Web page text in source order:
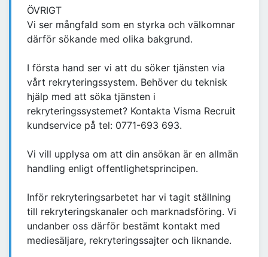
ÖVRIGT
Vi ser mångfald som en styrka och välkomnar
därför sökande med olika bakgrund.
I första hand ser vi att du söker tjänsten via
vårt rekryteringssystem. Behöver du teknisk
hjälp med att söka tjänsten i
rekryteringssystemet? Kontakta Visma Recruit
kundservice på tel: 0771-693 693.
Vi vill upplysa om att din ansökan är en allmän
handling enligt offentlighetsprincipen.
Inför rekryteringsarbetet har vi tagit ställning
till rekryteringskanaler och marknadsföring. Vi
undanber oss därför bestämt kontakt med
mediesäljare, rekryteringssajter och liknande.